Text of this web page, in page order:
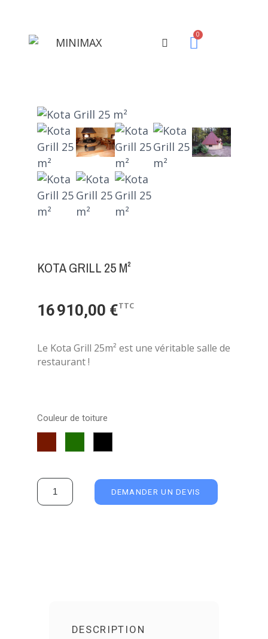
KOTA GRILL 25 M²
16 910,00 €TTC
Le Kota Grill 25m² est une véritable salle de
restaurant !
Couleur de toiture
RougeVert
Noir
DEMANDER UN DEVIS
DESCRIPTION